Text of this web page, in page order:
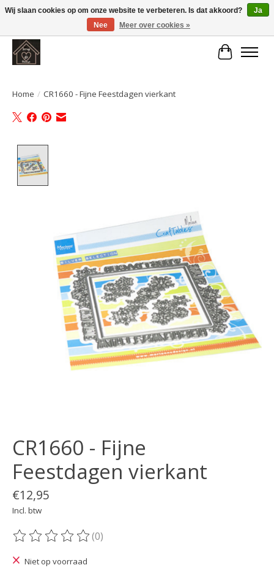
Large selection of products and fast shipping!
Home / CR1660 - Fijne Feestdagen vierkant
CR1660 - Fijne
Feestdagen vierkant
€12,95
Incl. btw
De beoordeling van dit product is
(0)
Niet op voorraad
Wij slaan cookies op om onze website te verbeteren. Is dat akkoord?
Ja
Nee
Meer over cookies »